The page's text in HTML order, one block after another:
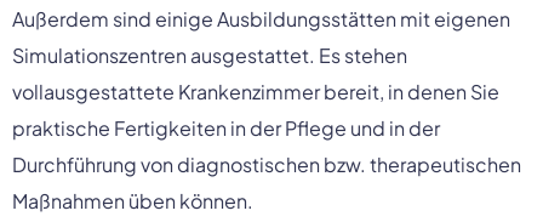
Außerdem sind einige Ausbildungsstätten mit eigenen
Simulationszentren ausgestattet. Es stehen
vollausgestattete Krankenzimmer bereit, in denen Sie
praktische Fertigkeiten in der Pflege und in der
Durchführung von diagnostischen bzw. therapeutischen
Maßnahmen üben können.